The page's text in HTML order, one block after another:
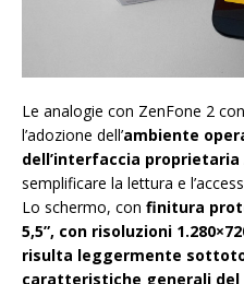
Le analogie con ZenFone 2
l’adozione dell’ambiente
dell’interfaccia proprietaria
semplificare la lettura e
Lo schermo, con finitura
5,5”, con risoluzioni
risulta leggermente
caratteristiche generali